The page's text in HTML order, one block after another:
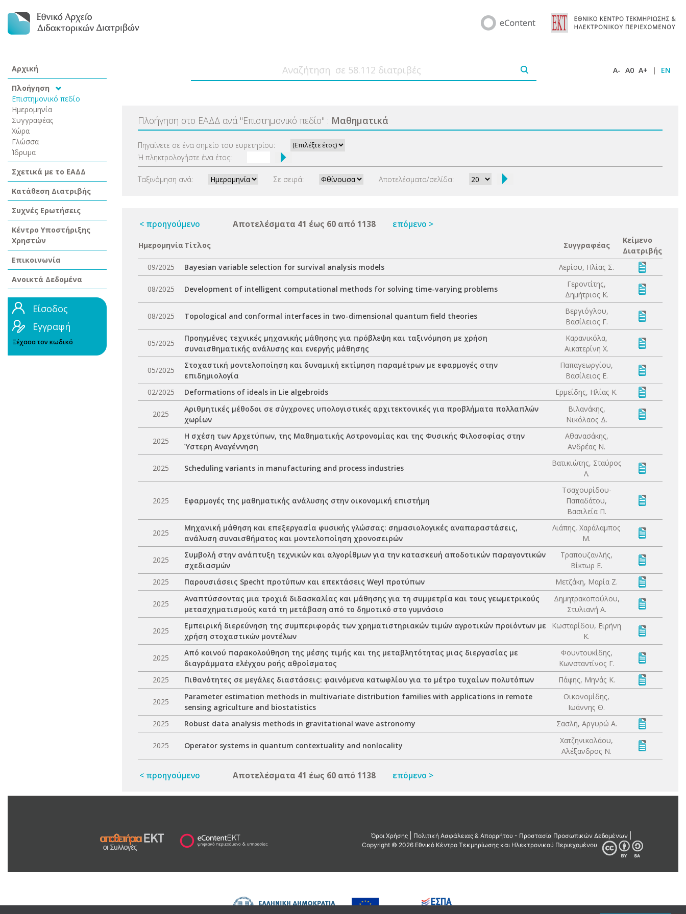
Αρχική
Πλοήγηση
Επιστημονικό πεδίο
Ημερομηνία
Συγγραφέας
Χώρα
Γλώσσα
Ίδρυμα
Σχετικά με το ΕΑΔΔ
Κατάθεση Διατριβής
Συχνές Ερωτήσεις
Κέντρο Υποστήριξης
Χρηστών
Επικοινωνία
Ανοικτά Δεδομένα
Είσοδος
Εγγραφή
Ξέχασα τον κωδικό
A- A0 A+ | EN
Πλοήγηση στο ΕΑΔΔ ανά "Επιστημονικό πεδίο" : Μαθηματικά
Πηγαίνετε σε ένα σημείο του ευρετηρίου:
Ή πληκτρολογήστε ένα έτος:
Ταξινόμηση ανά: Σε σειρά: Αποτελέσματα/σελίδα:
< προηγούμενο Αποτελέσματα 41 έως 60 από 1138 επόμενο >
Ημερομηνία Τίτλος Συγγραφέας
Κείμενο
Διατριβής
09/2025
Bayesian variable selection for survival analysis models Λερίου, Ηλίας Σ.
08/2025 Development of intelligent computational methods for solving time-varying problems
Γεροντίτης,
Δημήτριος Κ.
08/2025 Topological and conformal interfaces in two-dimensional quantum field theories
Βεργιόγλου,
Βασίλειος Γ.
05/2025
Προηγμένες τεχνικές μηχανικής μάθησης για πρόβλεψη και ταξινόμηση με χρήση
συναισθηματικής ανάλυσης και ενεργής μάθησης
Καρανικόλα,
Αικατερίνη Χ.
05/2025
Στοχαστική μοντελοποίηση και δυναμική εκτίμηση παραμέτρων με εφαρμογές στην
επιδημιολογία
Παπαγεωργίου,
Βασίλειος Ε.
02/2025
Deformations of ideals in Lie algebroids Ερμείδης, Ηλίας Κ.
2025
Αριθμητικές μέθοδοι σε σύγχρονες υπολογιστικές αρχιτεκτονικές για προβλήματα πολλαπλών
χωρίων
Βιλανάκης,
Νικόλαος Δ.
2025
Η σχέση των Αρχετύπων, της Μαθηματικής Αστρονομίας και της Φυσικής Φιλοσοφίας στην
Ύστερη Αναγέννηση
Αθανασάκης,
Ανδρέας Ν.
2025 Scheduling variants in manufacturing and process industries
Βατικιώτης, Σταύρος
Λ.
2025 Εφαρμογές της μαθηματικής ανάλυσης στην οικονομική επιστήμη
Τσαχουρίδου-
Παπαδάτου,
Βασιλεία Π.
2025
Μηχανική μάθηση και επεξεργασία φυσικής γλώσσας: σημασιολογικές αναπαραστάσεις,
ανάλυση συναισθήματος και μοντελοποίηση χρονοσειρών
Λιάπης, Χαράλαμπος
Μ.
2025
Συμβολή στην ανάπτυξη τεχνικών και αλγορίθμων για την κατασκευή αποδοτικών παραγοντικών
σχεδιασμών
Τραπουζανλής,
Βίκτωρ Ε.
2025
Παρουσιάσεις Specht προτύπων και επεκτάσεις Weyl προτύπων Μετζάκη, Μαρία Ζ.
2025
Αναπτύσσοντας μια τροχιά διδασκαλίας και μάθησης για τη συμμετρία και τους γεωμετρικούς
μετασχηματισμούς κατά τη μετάβαση από το δημοτικό στο γυμνάσιο
Δημητρακοπούλου,
Στυλιανή Α.
2025
Εμπειρική διερεύνηση της συμπεριφοράς των χρηματιστηριακών τιμών αγροτικών προϊόντων με
χρήση στοχαστικών μοντέλων
Κωσταρίδου, Ειρήνη
Κ.
2025
Από κοινού παρακολούθηση της μέσης τιμής και της μεταβλητότητας μιας διεργασίας με
διαγράμματα ελέγχου ροής αθροίσματος
Φουντουκίδης,
Κωνσταντίνος Γ.
2025
Πιθανότητες σε μεγάλες διαστάσεις: φαινόμενα κατωφλίου για το μέτρο τυχαίων πολυτόπων Πάφης, Μηνάς Κ.
2025
Parameter estimation methods in multivariate distribution families with applications in remote
sensing agriculture and biostatistics
Οικονομίδης,
Ιωάννης Θ.
2025
Robust data analysis methods in gravitational wave astronomy Σασλή, Αργυρώ Α.
2025 Operator systems in quantum contextuality and nonlocality
Χατζηνικολάου,
Αλέξανδρος Ν.
< προηγούμενο Αποτελέσματα 41 έως 60 από 1138 επόμενο >